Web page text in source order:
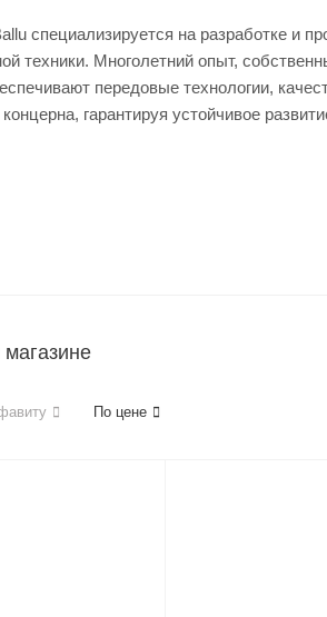
специализируется на разработке и
техники. Многолетний опыт,
передовые технологии,
гарантируя устойчивое
По цене